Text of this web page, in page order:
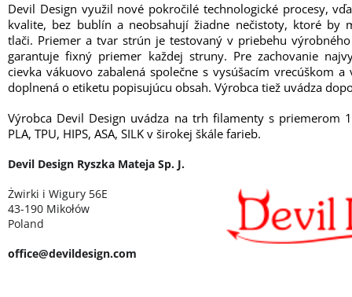
Devil Design využil nové pokročilé technologické procesy,
kvalite, bez bublín a neobsahují žiadne nečistoty, ktoré by
tlači. Priemer a tvar strún je testovaný v priebehu
garantuje fixný priemer každej struny. Pre zachovanie
cievka vákuovo zabalená společne s vysúšacím vrecúškom
doplnená o etiketu popisujúcu obsah. Výrobca tiež uvádza
Výrobca Devil Design uvádza na trh filamenty s priemerom
PLA, TPU, HIPS, ASA, SILK v širokej škále farieb.
Devil Design Ryszka Mateja Sp. J.
Żwirki i Wigury 56E
43-190 Mikołów
Poland
office@devildesign.com